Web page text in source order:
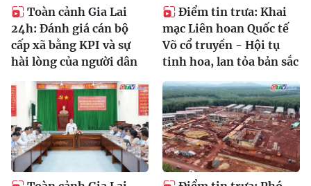
Toàn cảnh Gia Lai
24h: Đánh giá cán bộ
cấp xã bằng KPI và sự
hài lòng của người dân
Điểm tin trưa: Khai
mạc Liên hoan Quốc tế
Võ cổ truyền - Hội tụ
tinh hoa, lan tỏa bản sắc